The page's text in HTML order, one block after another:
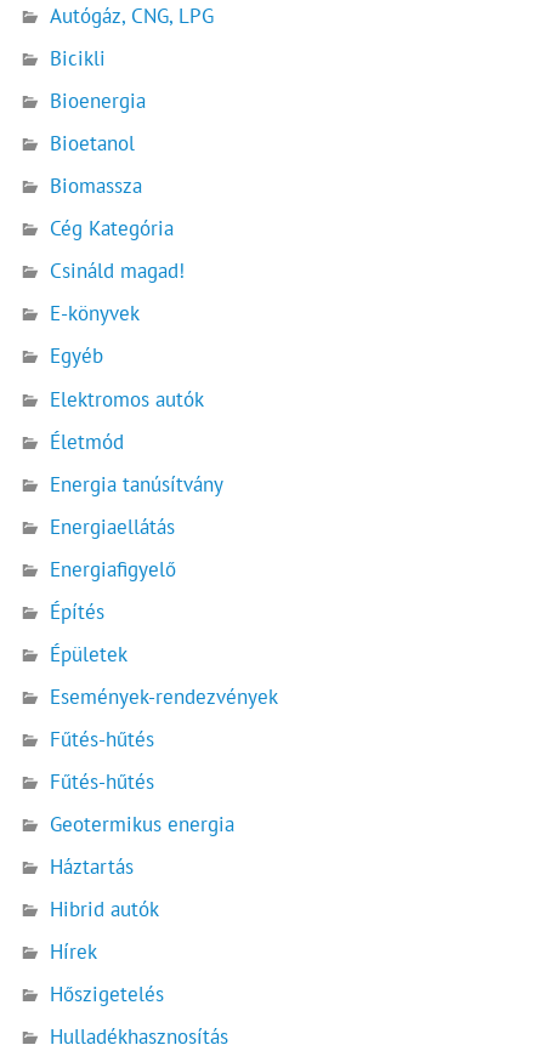
Autógáz, CNG, LPG
Bicikli
Bioenergia
Bioetanol
Biomassza
Cég Kategória
Csináld magad!
E-könyvek
Egyéb
Elektromos autók
Életmód
Energia tanúsítvány
Energiaellátás
Energiafigyelő
Építés
Épületek
Események-rendezvények
Fűtés-hűtés
Fűtés-hűtés
Geotermikus energia
Háztartás
Hibrid autók
Hírek
Hőszigetelés
Hulladékhasznosítás